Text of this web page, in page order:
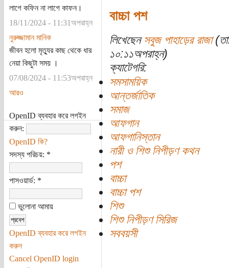
লাগে কফিন না লাগে কাফন।
18/11/2024 - 11:31অপরাহ্ন
নুরুজ্জামান মানিক
জীবন হলো মৃত্যুর কাছ থেকে ধার
নেয়া কিছুটা সময় ।
07/08/2024 - 11:53অপরাহ্ন
আরও
OpenID ব্যবহার করে লগইন
করুন:
OpenID কি?
সদস্য পরিচয়: *
পাসওয়ার্ড: *
ভুলোনা আমায়
OpenID ব্যবহার করে লগইন
করুন
Cancel OpenID login
বাচ্চা পশ
লিখেছেন সবুজ পাহাড়ের রাজা
১০:১১অপরাহ্ন)
ক্যাটেগরি:
সমসাময়িক
আন্তর্জাতিক
সমাজ
আফগান
আফগানিস্তান
নারী ও শিশু নিপীড়ণ কথন
পশ
বাচ্চা
বাচ্চা পশ
শিশু
শিশু নিপীড়ণ সিরিজ
সববয়সী